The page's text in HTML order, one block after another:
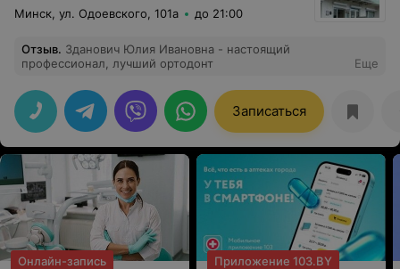
Минск, ул. Одоевского, 101а до 21:00
Отзыв. Зданович Юлия Ивановна - настоящий
профессионал, лучший ортодонт
Еще
Записаться
Онлайн-запись
Приложение 103.BY